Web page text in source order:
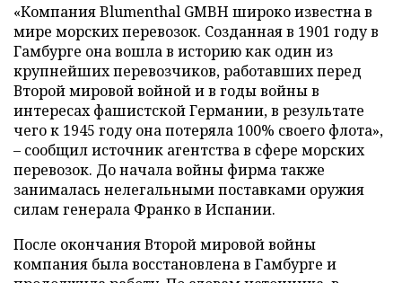
«Компания Blumenthal GMBH широко известна в
мире морских перевозок. Созданная в 1901 году в
Гамбурге она вошла в историю как один из
крупнейших перевозчиков, работавших перед
Второй мировой войной и в годы войны в
интересах фашистской Германии, в результате
чего к 1945 году она потеряла 100% своего флота»,
– сообщил источник агентства в сфере морских
перевозок. До начала войны фирма также
занималась нелегальными поставками оружия
силам генерала Франко в Испании.
После окончания Второй мировой войны
компания была восстановлена в Гамбурге и